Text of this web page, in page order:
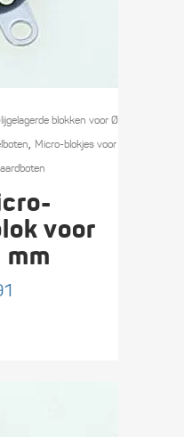
blokken voor Ø
, Micro-blokjes voor
voor